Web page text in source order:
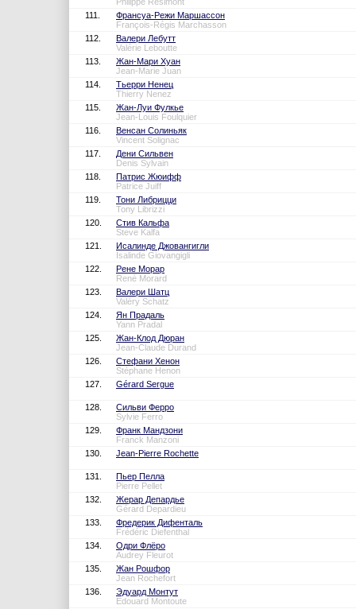
111.
Франсуа-Режи Маршассон
François-Régis Marchasson
112.
Валери Лебутт
Valérie Leboutte
113.
Жан-Мари Хуан
Jean-Marie Juan
114.
Тьерри Ненец
Thierry Nenez
115.
Жан-Луи Фулкье
Jean-Louis Foulquier
116.
Венсан Солиньяк
Vincent Solignac
117.
Дени Сильвен
Denis Sylvain
118.
Патрис Жюифф
Patrice Juiff
119.
Тони Либрицци
Tony Librizzi
120.
Стив Кальфа
Steve Kalfa
121.
Исалинде Джовангигли
Isalinde Giovangigli
122.
Рене Морар
René Morard
123.
Валери Шатц
Valéry Schatz
124.
Ян Прадаль
Yann Pradal
125.
Жан-Клод Дюран
Jean-Claude Durand
126.
Стефани Хенон
Stéphane Henon
127.
Gérard Sergue
128.
Сильви Ферро
Sylvie Ferro
129.
Франк Мандзони
Franck Manzoni
130.
Jean-Pierre Rochette
131.
Пьер Пелла
Pierre Pellet
132.
Жерар Депардье
Gérard Depardieu
133.
Фредерик Дифенталь
Frédéric Diefenthal
134.
Одри Флёро
Audrey Fleurot
135.
Жан Рошфор
Jean Rochefort
136.
Эдуард Монтут
Edouard Montoute